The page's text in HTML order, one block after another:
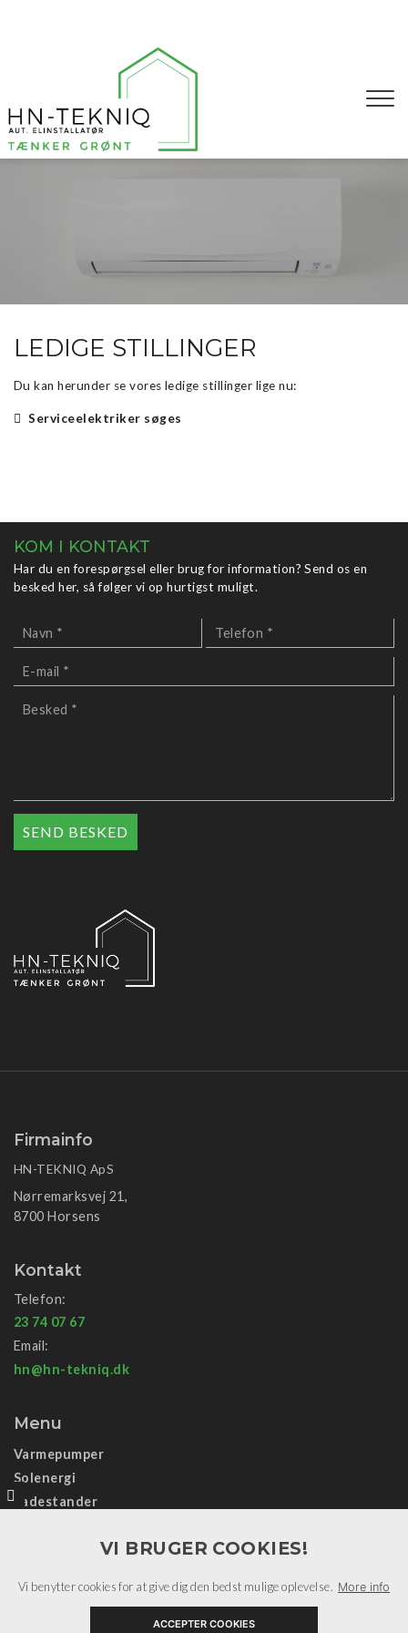
LEDIGE STILLINGER
Du kan herunder se vores ledige stillinger lige nu:
Serviceelektriker søges
KOM I KONTAKT
Har du en forespørgsel eller brug for information? Send os en
besked her, så følger vi op hurtigst muligt.
Firmainfo
HN-TEKNIQ ApS
Nørremarksvej 21,
8700 Horsens
Kontakt
Telefon:
23 74 07 67
Email:
hn@hn-tekniq.dk
Menu
Varmepumper
Solenergi
Ladestander
El-installation
Informationer
VI BRUGER COOKIES!
Vi benytter cookies for at give dig den bedst mulige oplevelse. More info
ACCEPTER COOKIES